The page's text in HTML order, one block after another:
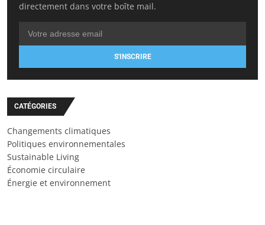
directement dans votre boîte mail.
S'INSCRIRE
CATÉGORIES
Changements climatiques
Politiques environnementales
Sustainable Living
Économie circulaire
Énergie et environnement